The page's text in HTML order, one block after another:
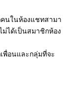
นในห้องแชทสามา
ได้เป็นสมาชิกห้อง
พื่อนและกลุ่มที่จะ